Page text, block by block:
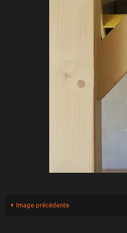
Image précédente